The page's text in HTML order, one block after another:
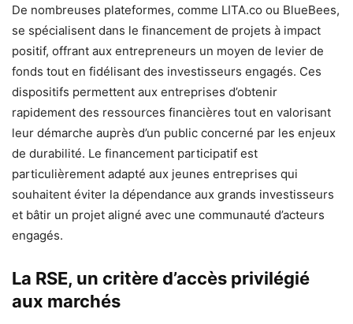
De nombreuses plateformes, comme LITA.co ou BlueBees,
se spécialisent dans le financement de projets à impact
positif, offrant aux entrepreneurs un moyen de levier de
fonds tout en fidélisant des investisseurs engagés. Ces
dispositifs permettent aux entreprises d’obtenir
rapidement des ressources financières tout en valorisant
leur démarche auprès d’un public concerné par les enjeux
de durabilité. Le financement participatif est
particulièrement adapté aux jeunes entreprises qui
souhaitent éviter la dépendance aux grands investisseurs
et bâtir un projet aligné avec une communauté d’acteurs
engagés.
La RSE, un critère d’accès privilégié
aux marchés